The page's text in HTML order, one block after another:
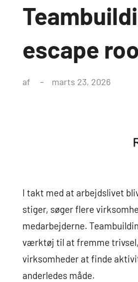
escape
af marts 23, 2026
I takt med at arbejdslivet
stiger, søger flere
medarbejderne.
værktøj til at fremme
virksomheder at finde
anderledes måde.